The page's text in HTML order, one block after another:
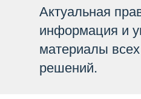
Актуальная
информация и
материалы
решений.